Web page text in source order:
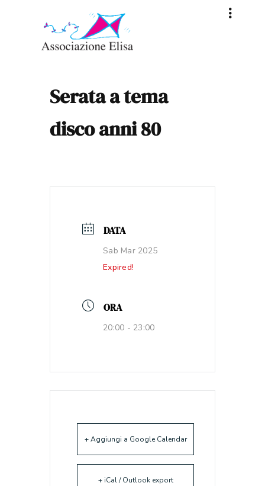
Serata a tema
disco anni 80
DATA
Sab Mar 2025
Expired!
ORA
20:00 - 23:00
+ Aggiungi a Google Calendar
+ iCal / Outlook export